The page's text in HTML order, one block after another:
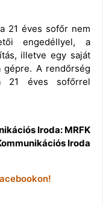
21 éves sofőr nem
engedéllyel, a
illetve egy saját
A rendőrség
21 éves sofőrrel
Iroda: MRFK
Iroda